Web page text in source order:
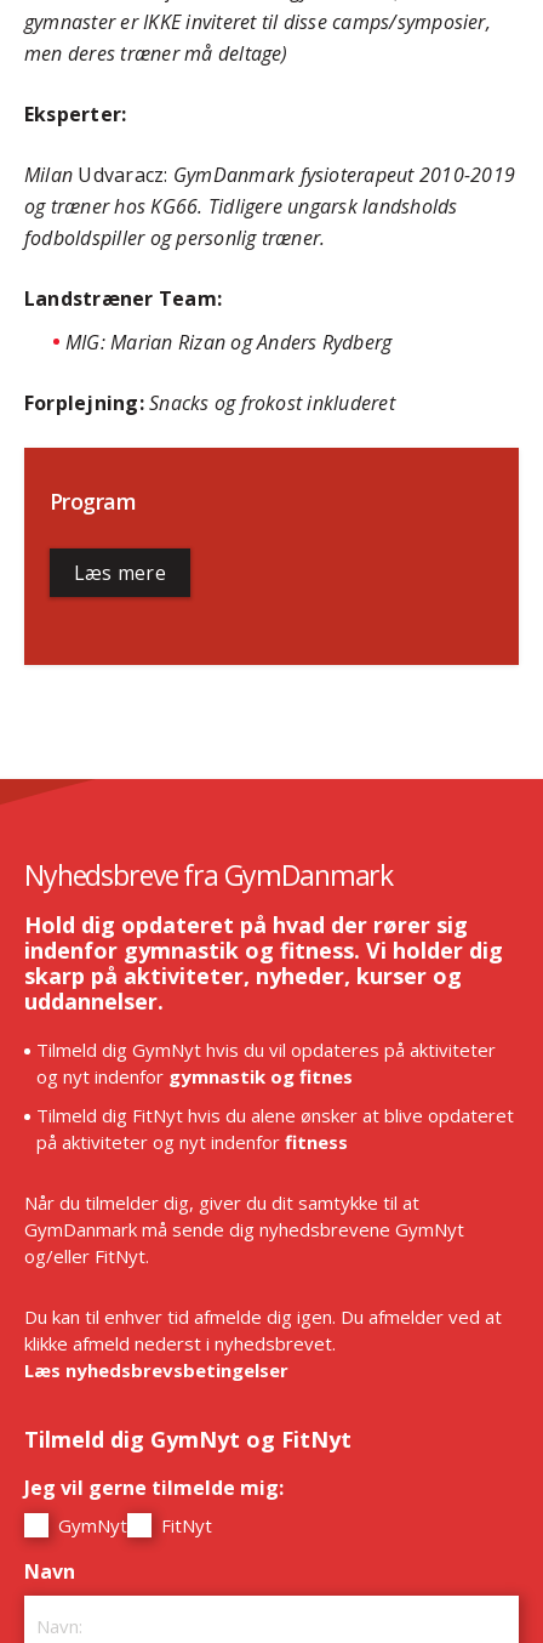
gymnaster er IKKE inviteret til disse camps/symposier,
men deres træner må deltage)
Eksperter:
Milan Udvaracz: GymDanmark fysioterapeut 2010-2019
og træner hos KG66. Tidligere ungarsk landsholds
fodboldspiller og personlig træner.
Landstræner Team:
MIG: Marian Rizan og Anders Rydberg
Forplejning:Snacks og frokost inkluderet
Program
Læs mere
Nyhedsbreve fra GymDanmark
Hold dig opdateret på hvad der rører sig
indenfor gymnastik og fitness. Vi holder dig
skarp på aktiviteter, nyheder, kurser og
uddannelser.
Tilmeld dig GymNyt hvis du vil opdateres på aktiviteter
og nyt indenfor gymnastik og fitnes
Tilmeld dig FitNyt hvis du alene ønsker at blive opdateret
på aktiviteter og nyt indenfor fitness
Når du tilmelder dig, giver du dit samtykke til at
GymDanmark må sende dig nyhedsbrevene GymNyt
og/eller FitNyt.
Du kan til enhver tid afmelde dig igen. Du afmelder ved at
klikke afmeld nederst i nyhedsbrevet.
Læs nyhedsbrevsbetingelser
Tilmeld dig GymNyt og FitNyt
Jeg vil gerne tilmelde mig:
GymNyt FitNyt
Navn